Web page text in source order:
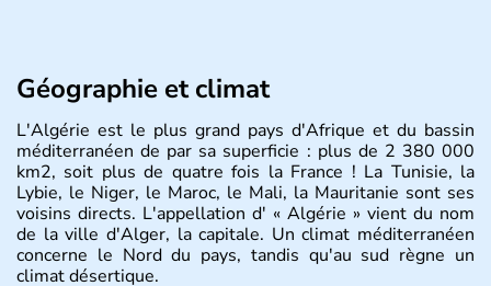
Géographie et climat
L'Algérie est le plus grand pays d'Afrique et du bassin
méditerranéen de par sa superficie : plus de 2 380 000
km2, soit plus de quatre fois la France ! La Tunisie, la
Lybie, le Niger, le Maroc, le Mali, la Mauritanie sont ses
voisins directs. L'appellation d' « Algérie » vient du nom
de la ville d'Alger, la capitale. Un climat méditerranéen
concerne le Nord du pays, tandis qu'au sud règne un
climat désertique.